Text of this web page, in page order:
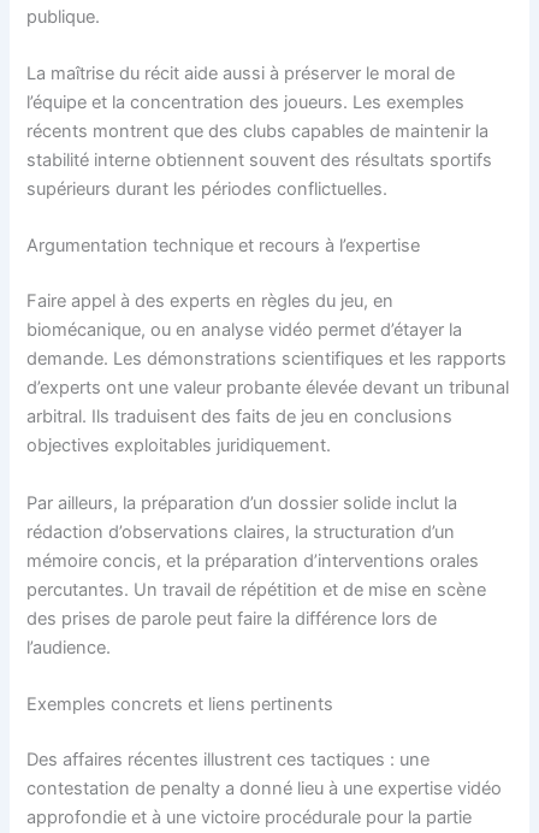
publique.
La maîtrise du récit aide aussi à préserver le moral de
l’équipe et la concentration des joueurs. Les exemples
récents montrent que des clubs capables de maintenir la
stabilité interne obtiennent souvent des résultats sportifs
supérieurs durant les périodes conflictuelles.
Argumentation technique et recours à l’expertise
Faire appel à des experts en règles du jeu, en
biomécanique, ou en analyse vidéo permet d’étayer la
demande. Les démonstrations scientifiques et les rapports
d’experts ont une valeur probante élevée devant un tribunal
arbitral. Ils traduisent des faits de jeu en conclusions
objectives exploitables juridiquement.
Par ailleurs, la préparation d’un dossier solide inclut la
rédaction d’observations claires, la structuration d’un
mémoire concis, et la préparation d’interventions orales
percutantes. Un travail de répétition et de mise en scène
des prises de parole peut faire la différence lors de
l’audience.
Exemples concrets et liens pertinents
Des affaires récentes illustrent ces tactiques : une
contestation de penalty a donné lieu à une expertise vidéo
approfondie et à une victoire procédurale pour la partie